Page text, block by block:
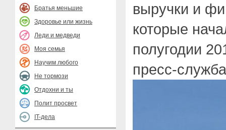
Братья меньшие
Здоровье или жизнь
Леди и медведи
Моя семья
Научим любого
Не тормози
Отдохни и ты
Полит просвет
IT-дела
выручки и
которые
полугодии
пресс-